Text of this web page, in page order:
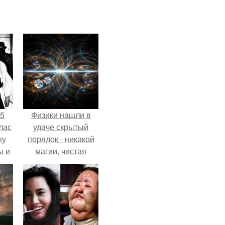
и
Физики нашли в
удаче скрытый
порядок - никакой
магии, чистая
квантовая
механика.